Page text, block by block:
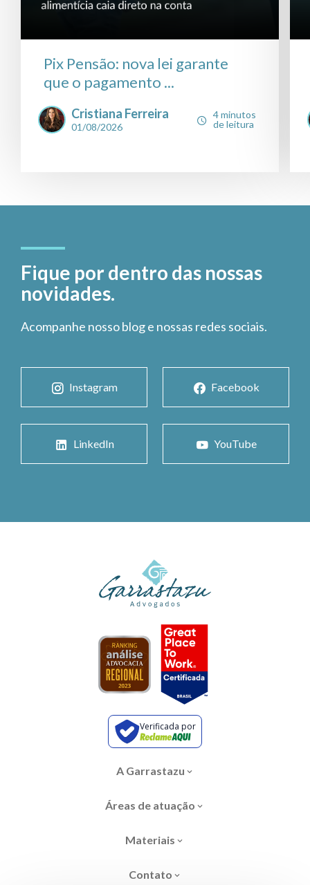
Pix Pensão: nova lei garante
que o pagamento ...
Cristiana Ferreira
01/08/2026
4 minutos
de leitura
Fique por dentro das nossas
novidades.
Acompanhe nosso blog e nossas redes sociais.
Instagram Facebook
LinkedIn YouTube
Verificada por
A Garrastazu
Áreas de atuação
Materiais
Contato